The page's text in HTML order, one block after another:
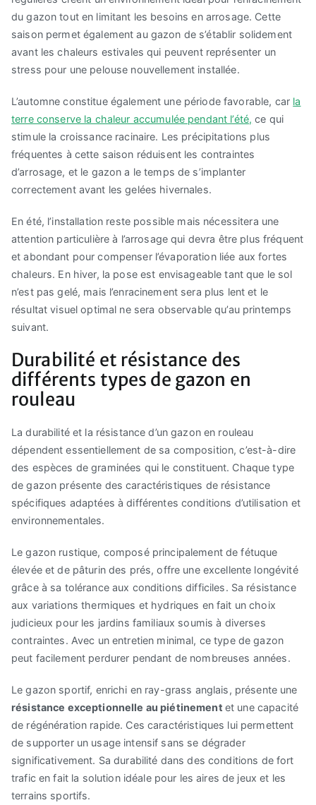
du gazon tout en limitant les besoins en arrosage. Cette
saison permet également au gazon de s’établir solidement
avant les chaleurs estivales qui peuvent représenter un
stress pour une pelouse nouvellement installée.
L’automne constitue également une période favorable, car la
terre conserve la chaleur accumulée pendant l’été, ce qui
stimule la croissance racinaire. Les précipitations plus
fréquentes à cette saison réduisent les contraintes
d’arrosage, et le gazon a le temps de s’implanter
correctement avant les gelées hivernales.
En été, l’installation reste possible mais nécessitera une
attention particulière à l’arrosage qui devra être plus fréquent
et abondant pour compenser l’évaporation liée aux fortes
chaleurs. En hiver, la pose est envisageable tant que le sol
n’est pas gelé, mais l’enracinement sera plus lent et le
résultat visuel optimal ne sera observable qu’au printemps
suivant.
Durabilité et résistance des
différents types de gazon en
rouleau
La durabilité et la résistance d’un gazon en rouleau
dépendent essentiellement de sa composition, c’est-à-dire
des espèces de graminées qui le constituent. Chaque type
de gazon présente des caractéristiques de résistance
spécifiques adaptées à différentes conditions d’utilisation et
environnementales.
Le gazon rustique, composé principalement de fétuque
élevée et de pâturin des prés, offre une excellente longévité
grâce à sa tolérance aux conditions difficiles. Sa résistance
aux variations thermiques et hydriques en fait un choix
judicieux pour les jardins familiaux soumis à diverses
contraintes. Avec un entretien minimal, ce type de gazon
peut facilement perdurer pendant de nombreuses années.
Le gazon sportif, enrichi en ray-grass anglais, présente une
résistance exceptionnelle au piétinement et une capacité
de régénération rapide. Ces caractéristiques lui permettent
de supporter un usage intensif sans se dégrader
significativement. Sa durabilité dans des conditions de fort
trafic en fait la solution idéale pour les aires de jeux et les
terrains sportifs.